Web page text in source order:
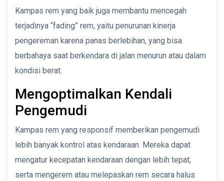
Kampas rem yang baik juga membantu mencegah
terjadinya “fading” rem, yaitu penurunan kinerja
pengereman karena panas berlebihan, yang bisa
berbahaya saat berkendara di jalan menurun atau dalam
kondisi berat.
Mengoptimalkan Kendali
Pengemudi
Kampas rem yang responsif memberikan pengemudi
lebih banyak kontrol atas kendaraan. Mereka dapat
mengatur kecepatan kendaraan dengan lebih tepat,
serta mengerem atau melepaskan rem secara halus